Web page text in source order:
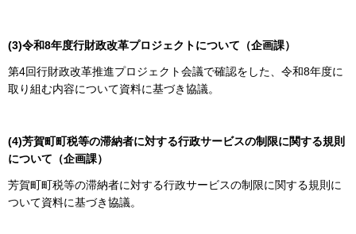
(3)令和8年度行財政改革プロジェクトについて（企画課）
第4回行財政改革推進プロジェクト会議で確認をした、令和8年度に
取り組む内容について資料に基づき協議。
(4)芳賀町町税等の滞納者に対する行政サービスの制限に関する規則
について（企画課）
芳賀町町税等の滞納者に対する行政サービスの制限に関する規則に
ついて資料に基づき協議。